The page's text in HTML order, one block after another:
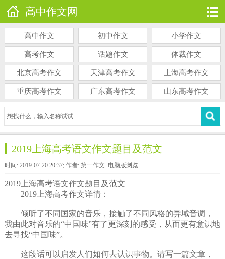
高中作文网
高中作文 初中作文 小学作文
高考作文 话题作文 体裁作文
北京高考作文 天津高考作文 上海高考作文
重庆高考作文 广东高考作文 山东高考作文
2019上海高考语文作文题目及范文
时间: 2019-07-20 20:37; 作者: 第一作文 电脑版浏览
2019上海高考语文作文题目及范文
2019上海高考作文详情：
倾听了不同国家的音乐，接触了不同风格的异域音调，
我由此对音乐的“中国味”有了更深刻的感受，从而更有意识地
去寻找“中国味”。
这段话可以启发人们如何去认识事物。请写一篇文章，